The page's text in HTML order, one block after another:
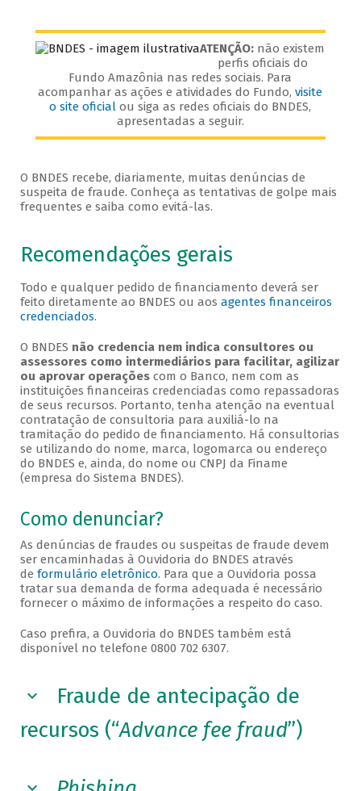
ATENÇÃO: não existem
perfis oficiais do
Fundo Amazônia nas redes sociais. Para
acompanhar as ações e atividades do Fundo,visite
o site oficial ou siga as redes oficiais do BNDES,
apresentadas a seguir.
O BNDES recebe, diariamente, muitas denúncias de
suspeita de fraude. Conheça as tentativas de golpe mais
frequentes e saiba como evitá-las.
Recomendações gerais
Todo e qualquer pedido de financiamento deverá ser
feito diretamente ao BNDES ou aos agentes financeiros
credenciados.
O BNDES não credencia nem indica consultores ou
assessores como intermediários para facilitar, agilizar
ou aprovar operaçõescom o Banco, nem com as
instituições financeiras credenciadas como repassadoras
de seus recursos. Portanto, tenha atenção na eventual
contratação de consultoria para auxiliá-lo na
tramitação do pedido de financiamento. Há consultorias
se utilizando do nome, marca, logomarca ou endereço
do BNDES e, ainda, do nome ou CNPJ da Finame
(empresa do Sistema BNDES).
Como denunciar?
As denúncias de fraudes ou suspeitas de fraude devem
ser encaminhadas à Ouvidoria do BNDES através
de formulário eletrônico. Para que a Ouvidoria possa
tratar sua demanda de forma adequada é necessário
fornecer o máximo de informações a respeito do caso.
Caso prefira, a Ouvidoria do BNDES também está
disponível no telefone 0800 702 6307.
Fraude de antecipação de
recursos (“Advance fee fraud”)